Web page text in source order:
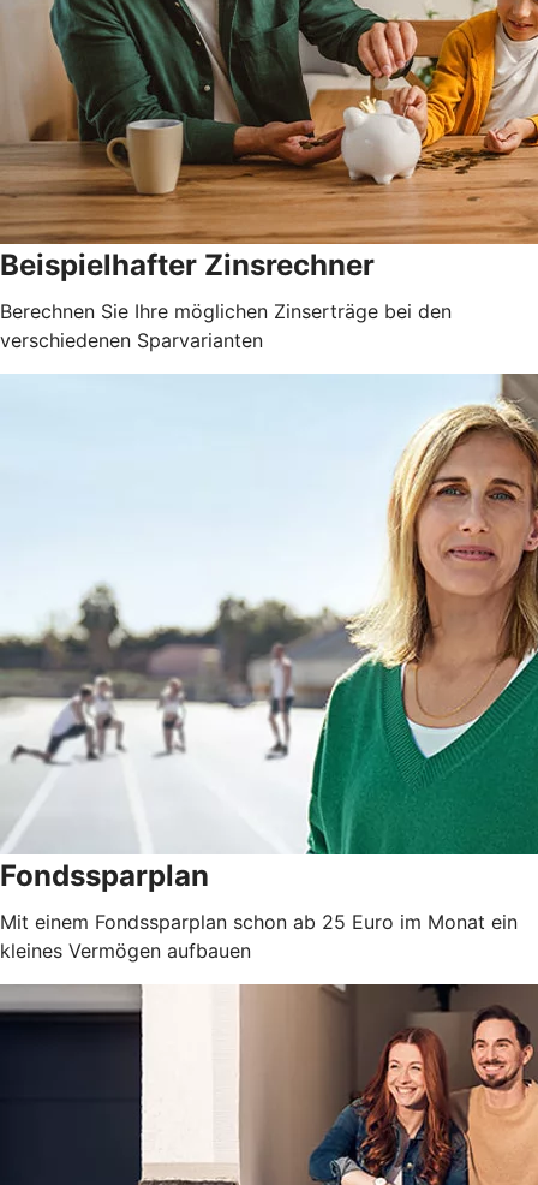
Beispielhafter Zinsrechner
Berechnen Sie Ihre möglichen Zinserträge bei den
verschiedenen Sparvarianten
Fondssparplan
Mit einem Fondssparplan schon ab 25 Euro im Monat ein
kleines Vermögen aufbauen